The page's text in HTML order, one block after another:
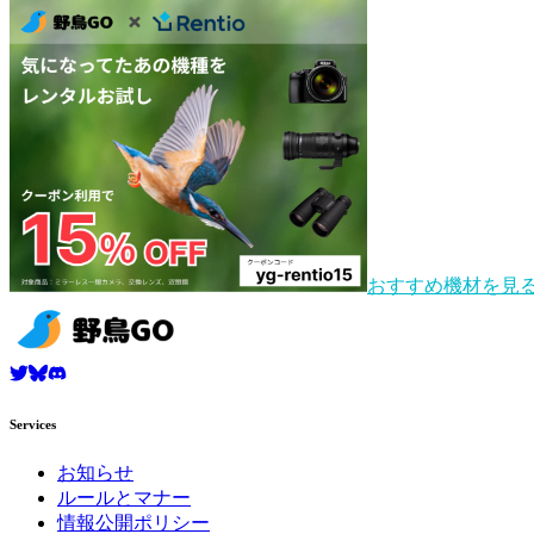
おすすめ機材を見
Services
お知らせ
ルールとマナー
情報公開ポリシー